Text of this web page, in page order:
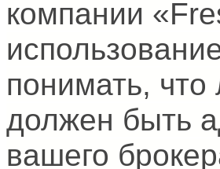
компании
понимать,
должен быть
вашего